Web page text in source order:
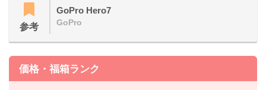
参考
GoPro Hero7
GoPro
価格・福箱ランク